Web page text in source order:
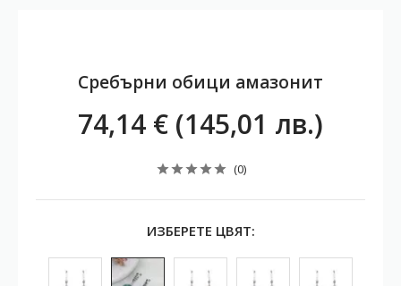
Сребърни обици амазонит
74,14 € (145,01 лв.)
(0)
ИЗБЕРЕТЕ ЦВЯТ: